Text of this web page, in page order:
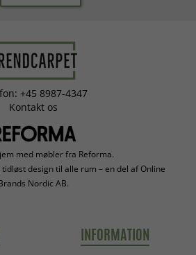
+45 8987-4347
Kontakt os
med møbler fra Reforma.
design til alle rum – en del af Online
Nordic AB.
INFORMATION